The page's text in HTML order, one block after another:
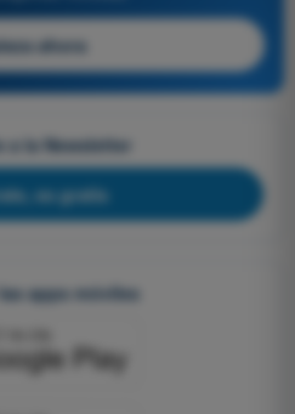
ahora
a la Newsletter
es gratis
apps móviles